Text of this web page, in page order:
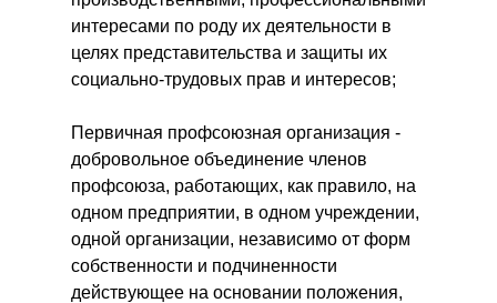
интересами по роду их деятельности в
целях представительства и защиты их
социально-трудовых прав и интересов;
Первичная профсоюзная организация -
добровольное объединение членов
профсоюза, работающих, как правило, на
одном предприятии, в одном учреждении,
одной организации, независимо от форм
собственности и подчиненности
действующее на основании положения,